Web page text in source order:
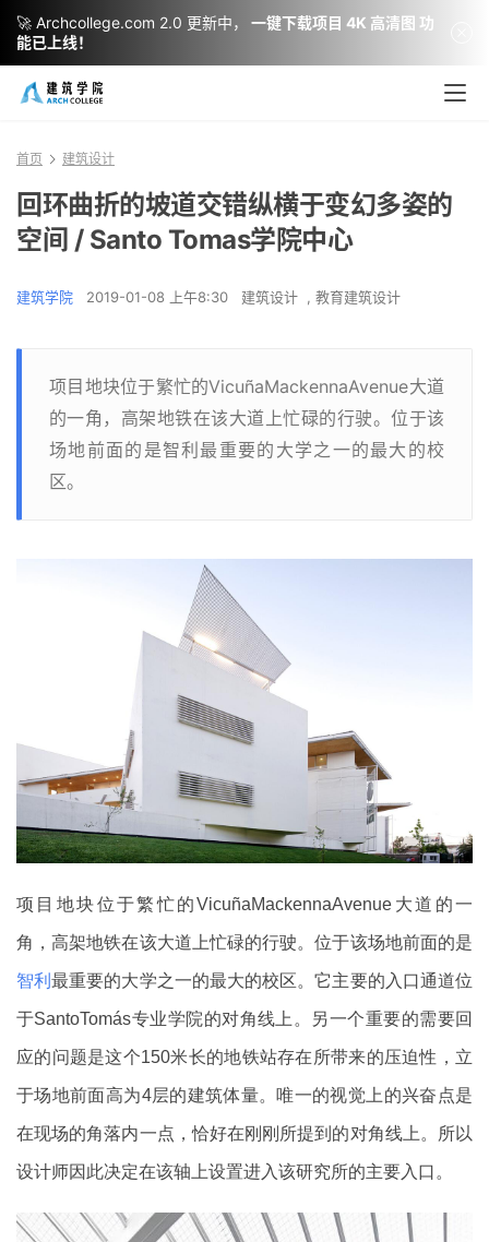
首页 建筑设计
回环曲折的坡道交错纵横于变幻多姿的
空间 / Santo Tomas学院中心
建筑学院 2019-01-08 上午8:30 建筑设计 , 教育建筑设计
项目地块位于繁忙的VicuñaMackennaAvenue大道
的一角，高架地铁在该大道上忙碌的行驶。位于该
场地前面的是智利最重要的大学之一的最大的校
区。
项目地块位于繁忙的VicuñaMackennaAvenue大道的一
角，高架地铁在该大道上忙碌的行驶。位于该场地前面的是
智利最重要的大学之一的最大的校区。它主要的入口通道位
于SantoTomás专业学院的对角线上。另一个重要的需要回
应的问题是这个150米长的地铁站存在所带来的压迫性，立
于场地前面高为4层的建筑体量。唯一的视觉上的兴奋点是
在现场的角落内一点，恰好在刚刚所提到的对角线上。所以
设计师因此决定在该轴上设置进入该研究所的主要入口。
🚀 Archcollege.com 2.0 更新中，
一键下载项目 4K 高清图 功
能已上线！